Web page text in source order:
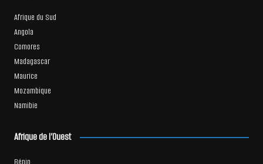
Afrique du Sud
Angola
Comores
Madagascar
Maurice
Mozambique
Namibie
Afrique de l’Ouest